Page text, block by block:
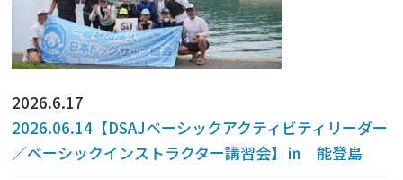
2026.6.17
2026.06.14【DSAJベーシックアクティビティリーダー
／ベーシックインストラクター講習会】㏌ 能登島